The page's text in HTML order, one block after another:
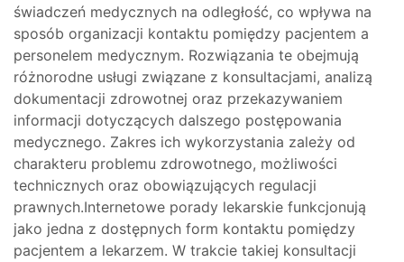
świadczeń medycznych na odległość, co wpływa na
sposób organizacji kontaktu pomiędzy pacjentem a
personelem medycznym. Rozwiązania te obejmują
różnorodne usługi związane z konsultacjami, analizą
dokumentacji zdrowotnej oraz przekazywaniem
informacji dotyczących dalszego postępowania
medycznego. Zakres ich wykorzystania zależy od
charakteru problemu zdrowotnego, możliwości
technicznych oraz obowiązujących regulacji
prawnych.Internetowe porady lekarskie funkcjonują
jako jedna z dostępnych form kontaktu pomiędzy
pacjentem a lekarzem. W trakcie takiej konsultacji